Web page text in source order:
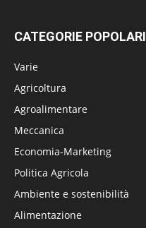
CATEGORIE POPOLARI
Varie
Agricoltura
Agroalimentare
Meccanica
Economia-Marketing
Politica Agricola
Ambiente e sostenibilità
Alimentazione